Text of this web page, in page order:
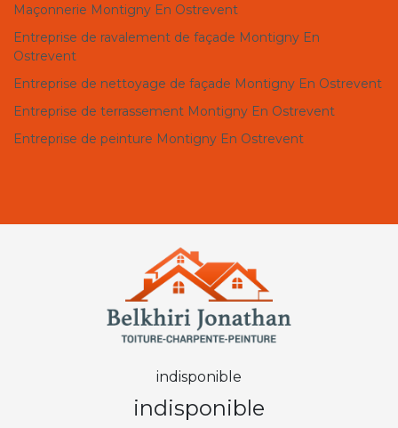
Maçonnerie Montigny En Ostrevent
Entreprise de ravalement de façade Montigny En
Ostrevent
Entreprise de nettoyage de façade Montigny En Ostrevent
Entreprise de terrassement Montigny En Ostrevent
Entreprise de peinture Montigny En Ostrevent
indisponible
indisponible